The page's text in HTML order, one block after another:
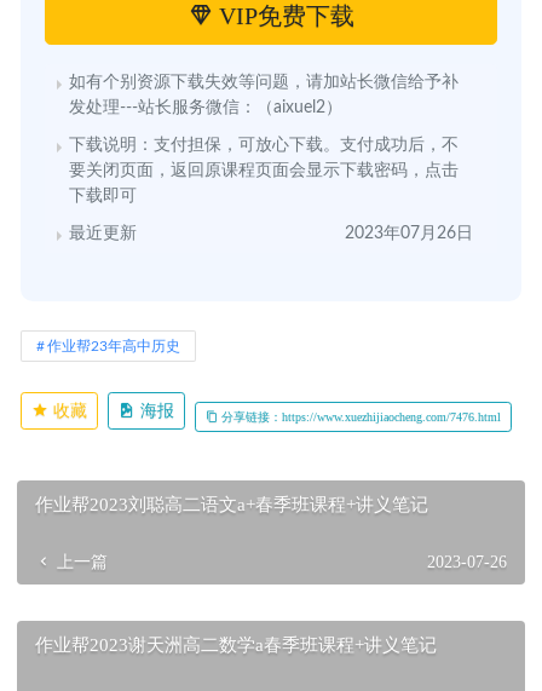
VIP免费下载
如有个别资源下载失效等问题，请加站长微信给予补
发处理---站长服务微信：（aixuel2）
下载说明：支付担保，可放心下载。支付成功后，不
要关闭页面，返回原课程页面会显示下载密码，点击
下载即可
最近更新 2023年07月26日
作业帮23年高中历史
收藏 海报 分享链接：https://www.xuezhijiaocheng.com/7476.html
作业帮2023刘聪高二语文a+春季班课程+讲义笔记
上一篇 2023-07-26
作业帮2023谢天洲高二数学a春季班课程+讲义笔记